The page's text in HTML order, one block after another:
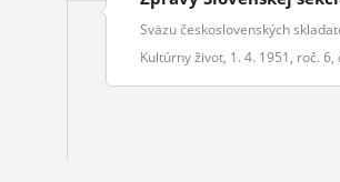
Sväzu československých
Kultúrny život, 1. 4. 1951, roč. 6,